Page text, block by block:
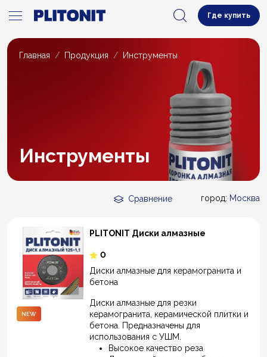
Где купить
Главная Продукция Инструменты
Инструменты
Сравнение город: Москва
NEW
PLITONIT Диски алмазные
0
Диски алмазные для керамогранита и
бетона
Диски алмазные для резки
керамогранита, керамической плитки и
бетона. Предназначены для
использования с УШМ.
Высокое качество реза